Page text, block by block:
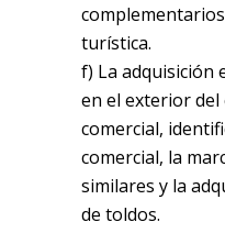
turística.
f) La adquisición
en el exterior
comercial,
comercial, la
similares y la
de toldos.